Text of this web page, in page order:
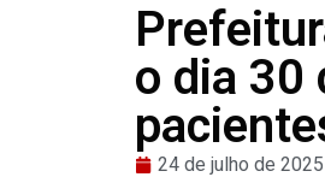
o dia 30
24 de julho de 2025